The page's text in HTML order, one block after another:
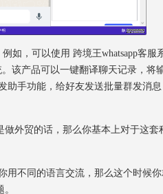
，可以使用 跨境王whatsapp客服
该产品可以一键翻译聊天记录，将
助手功能，给好友发送批量群发消
外贸的话，那么你基本上对于这套
不同的语言交流，那么这个时候你